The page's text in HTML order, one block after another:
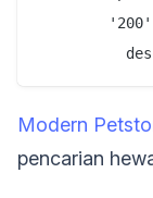
Modern
pencarian